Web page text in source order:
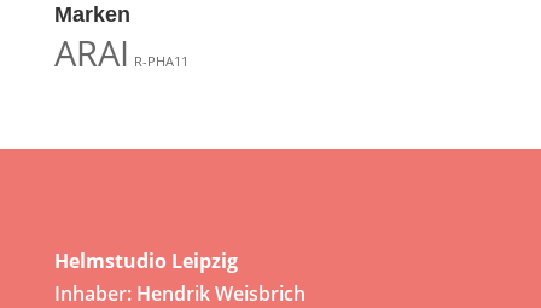
Marken
ARAI R-PHA11
Helmstudio Leipzig
Inhaber: Hendrik Weisbrich